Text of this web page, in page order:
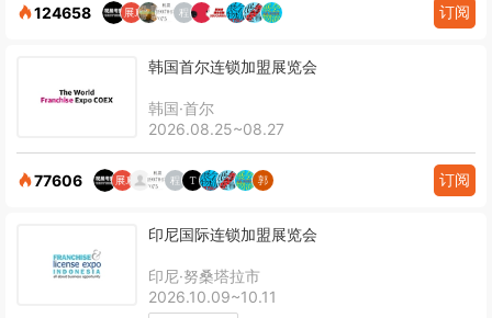
124658 订阅
韩国首尔连锁加盟展览会
韩国·首尔
2026.08.25~08.27
77606 订阅
印尼国际连锁加盟展览会
印尼·努桑塔拉市
2026.10.09~10.11